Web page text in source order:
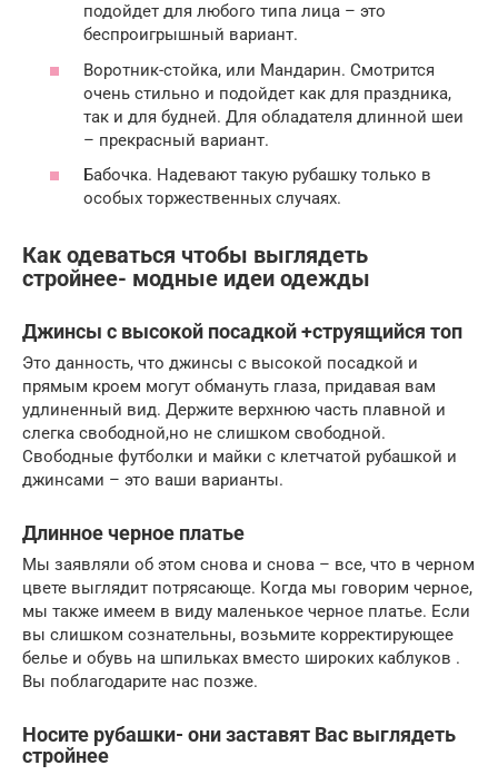
подойдет для любого типа лица – это
беспроигрышный вариант.
Воротник-стойка, или Мандарин. Смотрится
очень стильно и подойдет как для праздника,
так и для будней. Для обладателя длинной шеи
– прекрасный вариант.
Бабочка. Надевают такую рубашку только в
особых торжественных случаях.
Как одеваться чтобы выглядеть
стройнее- модные идеи одежды
Джинсы с высокой посадкой +струящийся топ
Это данность, что джинсы с высокой посадкой и
прямым кроем могут обмануть глаза, придавая вам
удлиненный вид. Держите верхнюю часть плавной и
слегка свободной,но не слишком свободной.
Свободные футболки и майки с клетчатой рубашкой и
джинсами – это ваши варианты.
Длинное черное платье
Мы заявляли об этом снова и снова – все, что в черном
цвете выглядит потрясающе. Когда мы говорим черное,
мы также имеем в виду маленькое черное платье. Если
вы слишком сознательны, возьмите корректирующее
белье и обувь на шпильках вместо широких каблуков .
Вы поблагодарите нас позже.
Носите рубашки- они заставят Вас выглядеть
стройнее